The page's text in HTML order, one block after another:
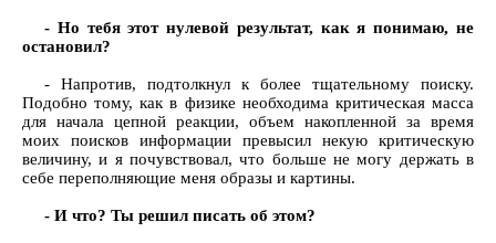
- Но тебя этот нулевой результат, как я понимаю, не
остановил?
- Напротив, подтолкнул к более тщательному поиску.
Подобно тому, как в физике необходима критическая масса
для начала цепной реакции, объем накопленной за время
моих поисков информации превысил некую критическую
величину, и я почувствовал, что больше не могу держать в
себе переполняющие меня образы и картины.
- И что? Ты решил писать об этом?